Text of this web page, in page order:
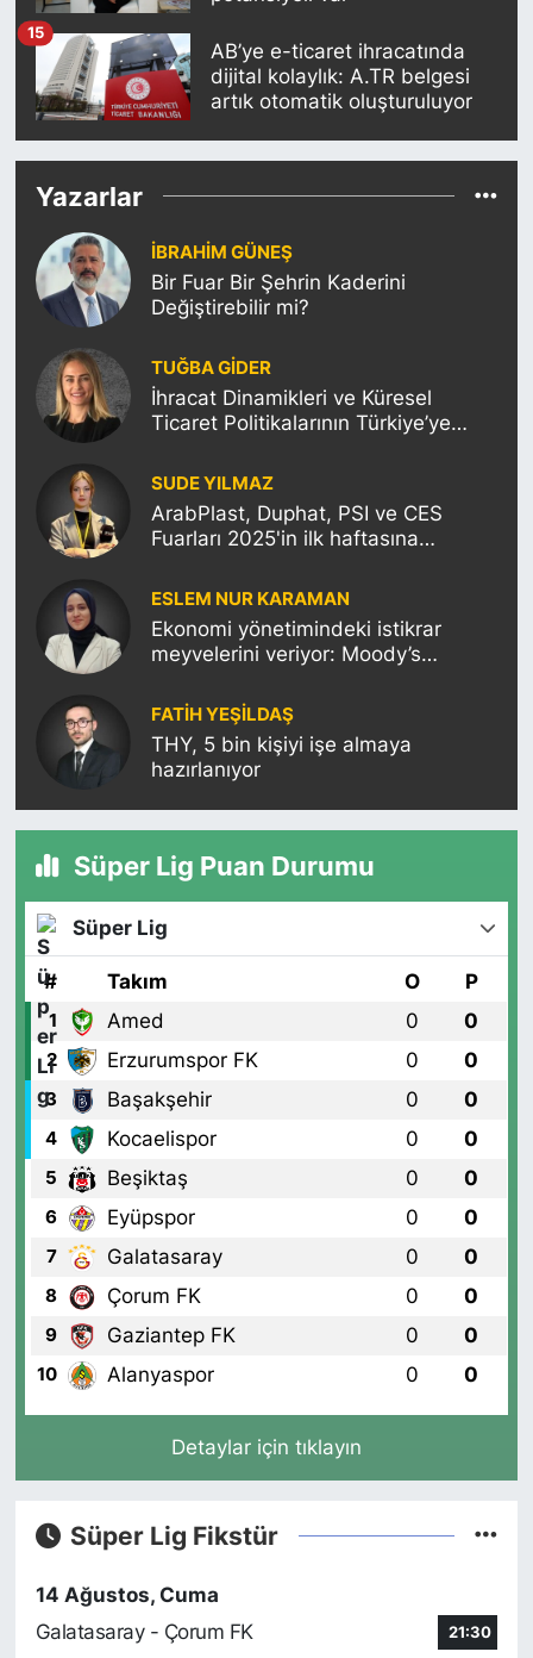
AB’ye e-ticaret ihracatında
dijital kolaylık: A.TR belgesi
artık otomatik oluşturuluyor
15
Yazarlar
İBRAHİM GÜNEŞ
Bir Fuar Bir Şehrin Kaderini
Değiştirebilir mi?
TUĞBA GİDER
İhracat Dinamikleri ve Küresel
Ticaret Politikalarının Türkiye’ye
SUDE YILMAZ
ArabPlast, Duphat, PSI ve CES
Fuarları 2025'in ilk haftasına
ESLEM NUR KARAMAN
Ekonomi yönetimindeki istikrar
meyvelerini veriyor: Moody’s
FATIH YEŞİLDAŞ
THY, 5 bin kişiyi işe almaya
hazırlanıyor
Süper Lig Puan Durumu
Süper Lig
# Takım O P
1 Amed 0 0
2 Erzurumspor FK 0 0
3 Başakşehir 0 0
4 Kocaelispor 0 0
5 Beşiktaş 0 0
6 Eyüpspor 0 0
7 Galatasaray 0 0
8 Çorum FK 0 0
9 Gaziantep FK 0 0
10 Alanyaspor 0 0
Detaylar için tıklayın
Süper Lig Fikstür
14 Ağustos, Cuma
Galatasaray - Çorum FK
21:30